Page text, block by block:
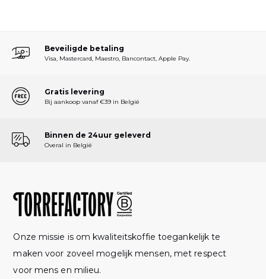
Beveiligde betaling
Visa, Mastercard, Maestro, Bancontact, Apple Pay.
Gratis levering
Bij aankoop vanaf €39 in België
Binnen de 24uur geleverd
Overal in België
Onze missie is om kwaliteitskoffie toegankelijk te
maken voor zoveel mogelijk mensen, met respect
voor mens en milieu.